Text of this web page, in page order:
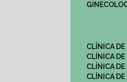
CLÍNICA
CLÍNICA
CLÍNICA
CLÍNICA